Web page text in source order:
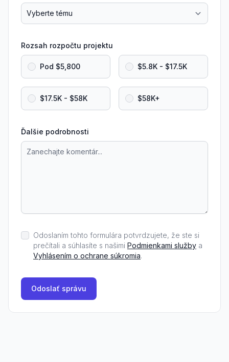
Rozsah rozpočtu projektu
Pod $5,800 $5.8K - $17.5K
$17.5K - $58K $58K+
Ďalšie podrobnosti
Odoslaním tohto formulára potvrdzujete, že ste si
prečítali a súhlasíte s našimi Podmienkami služby a
Vyhlásením o ochrane súkromia.
Odoslať správu